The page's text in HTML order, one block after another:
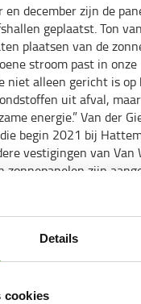
Details
cookies
december zijn de
geplaatst. Ton
plaatsen van de
stroom past in onze
niet alleen gericht is op
uit afval,
energie.” Van der
begin 2021 bij
vestigingen van Van
zonnepanelen zijn
de toekomst nog
op te wekken. Van der
we daar gebruik van.
economie.”